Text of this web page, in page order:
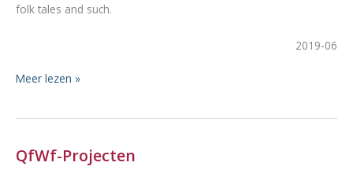
folk tales and such.
2019-06
QFWF
programme
Meer lezen »
QfWf-Projecten